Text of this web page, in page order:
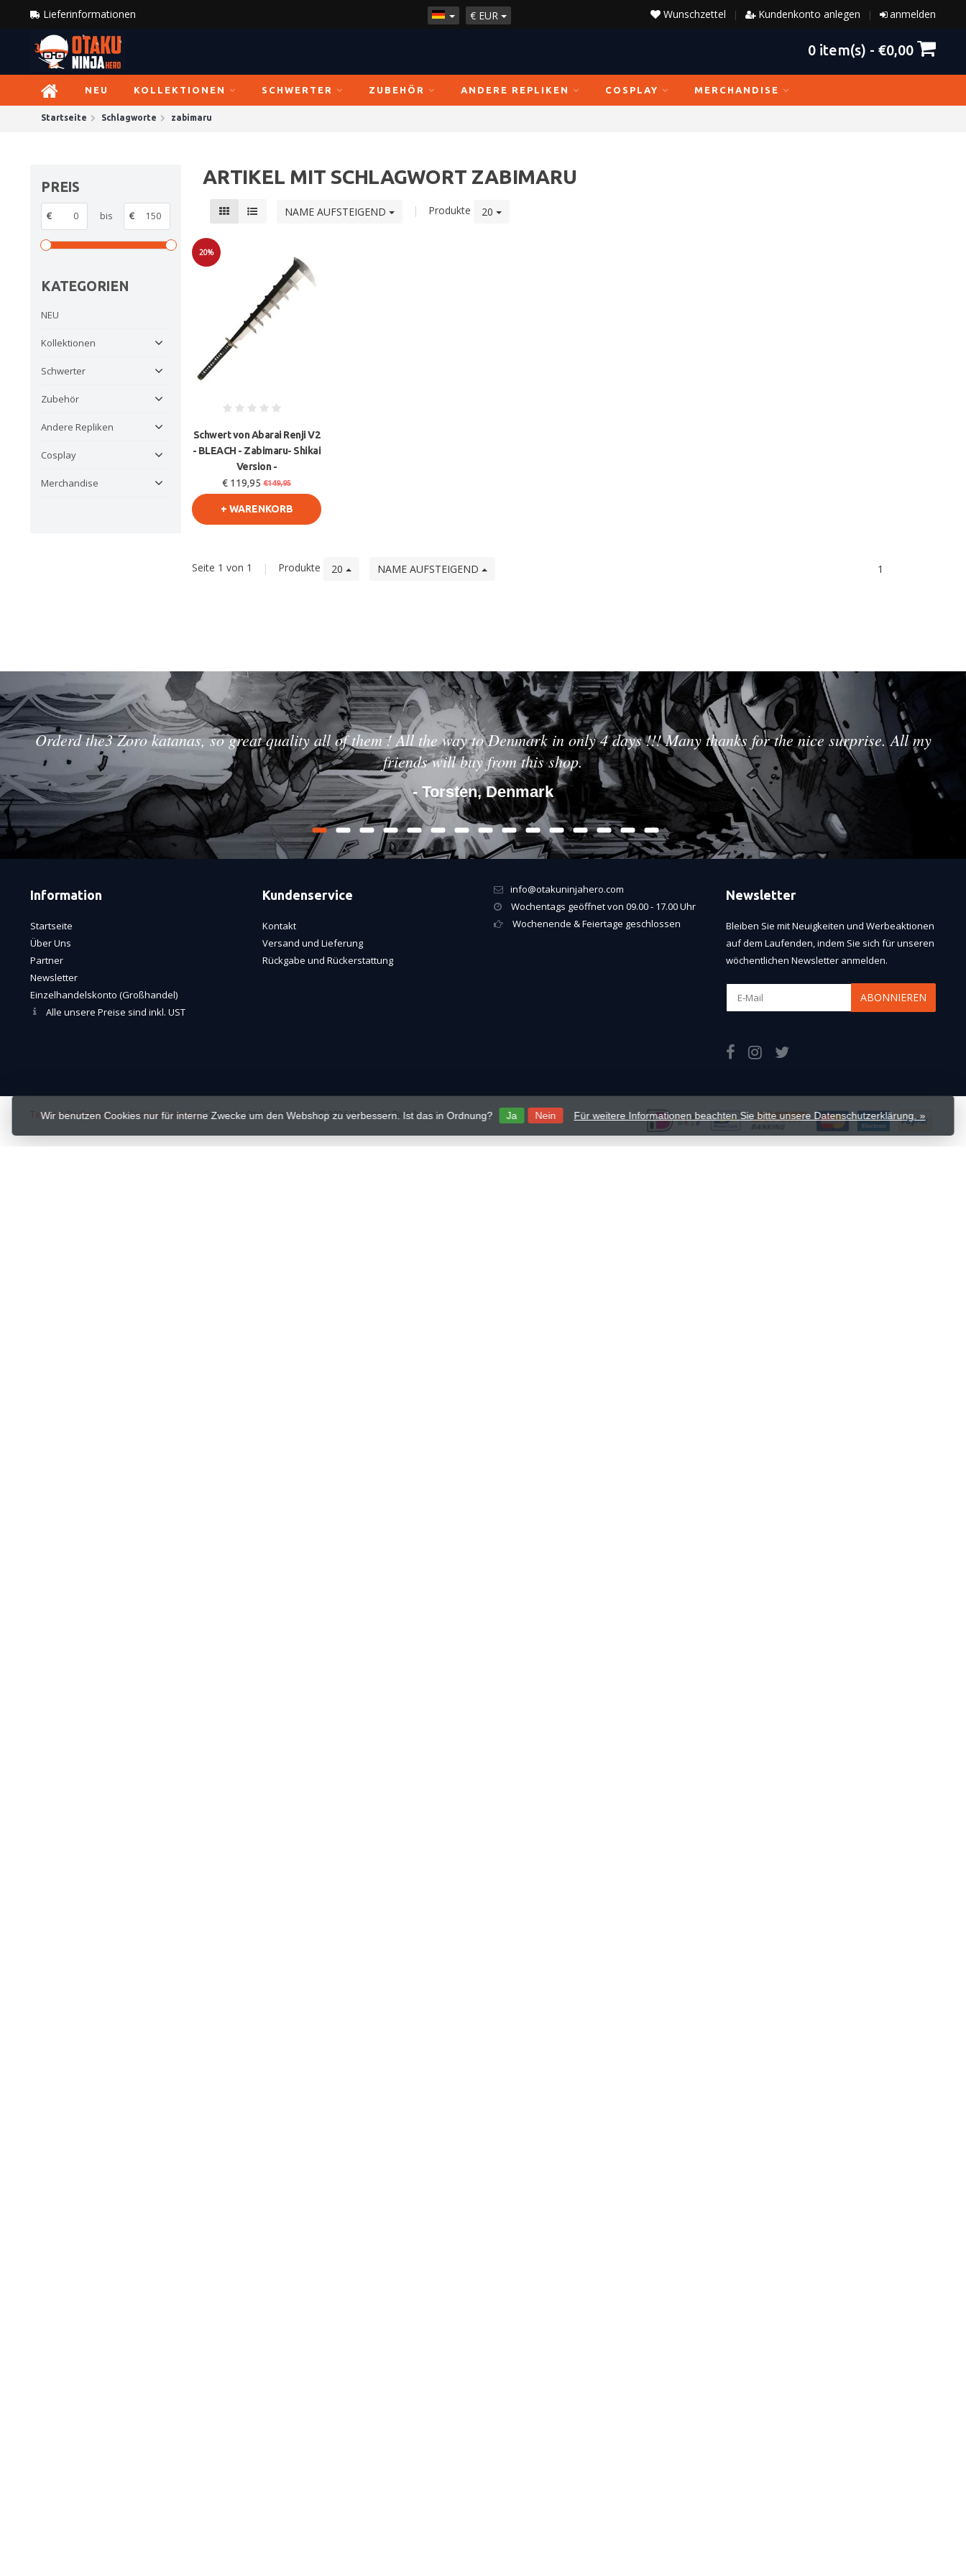
Lieferinformationen € EUR anmelden
|
Kundenkonto anlegen
|
Wunschzettel
0 item(s) - €0,00
NEU KOLLEKTIONEN SCHWERTER ZUBEHÖR ANDERE REPLIKEN COSPLAY MERCHANDISE
Startseite Schlagworte zabimaru
PREIS
€ bis €
KATEGORIEN
NEU
Kollektionen
Schwerter
Zubehör
Andere Repliken
Cosplay
Merchandise
ARTIKEL MIT SCHLAGWORT ZABIMARU
NAME AUFSTEIGEND | Produkte 20
20%
Schwert von Abarai Renji V2
- BLEACH - Zabimaru- Shikai
Version -
€ 119,95 €149,95
+ WARENKORB
Seite 1 von 1 | Produkte 20 NAME AUFSTEIGEND 1
Orderd the3 Zoro katanas, so great quality all of them ! All the way to Denmark in only 4 days !!! Many thanks for the nice surprise. All my
friends will buy from this shop.
- Torsten, Denmark
Information
Startseite
Über Uns
Partner
Newsletter
Einzelhandelskonto (Großhandel)
Alle unsere Preise sind inkl. UST
Kundenservice
Kontakt
Versand und Lieferung
Rückgabe und Rückerstattung
info@otakuninjahero.com
Wochentags geöffnet von 09.00 - 17.00 Uhr
Wochenende & Feiertage geschlossen
Newsletter
Bleiben Sie mit Neuigkeiten und Werbeaktionen
auf dem Laufenden, indem Sie sich für unseren
wöchentlichen Newsletter anmelden.
ABONNIEREN
Wir benutzen Cookies nur für interne Zwecke um den Webshop zu verbessern. Ist das in Ordnung? Ja Nein Für weitere Informationen beachten Sie bitte unsere Datenschutzerklärung. »
Terms & Bedingungen-Cookies-SitemapCopyright Otaku Ninja Hero © 2026 Mavericks Distribution